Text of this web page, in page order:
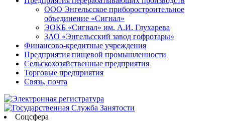
ООО Энгельсское приборостроительное
объединение «Сигнал»
ЭОКБ «Сигнал» им. А.И. Глухарева
ЗАО «Энгельсский завод гофротары»
Финансово-кредитные учреждения
Предприятия пищевой промышленности
Сельскохозяйственные предприятия
Торговые предприятия
Связь, почта
Соцсфера